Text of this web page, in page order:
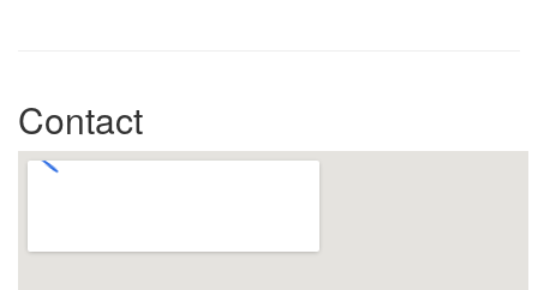
Contact